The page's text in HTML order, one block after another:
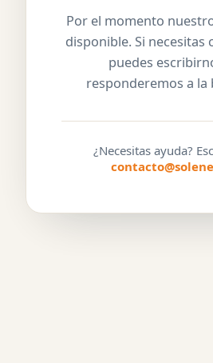
Por el momento
disponible. Si necesitas
puedes
responderemos a la
¿Necesitas ayuda?